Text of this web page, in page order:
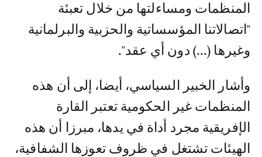
المنظمات ومساءلتها من خلال تعبئة
"اتصالاتنا المؤسساتية والحزبية والبرلمانية
وغيرها (...) دون أي عقد".
وأشار الخبير السياسي، أيضا، إلى أن هذه
المنظمات غير الحكومية تعتبر القارة
الإفريقية مجرد أداة في يدها، مبرزا أن هذه
الهيئات تشتغل في ظروف تعوزها الشفافية،